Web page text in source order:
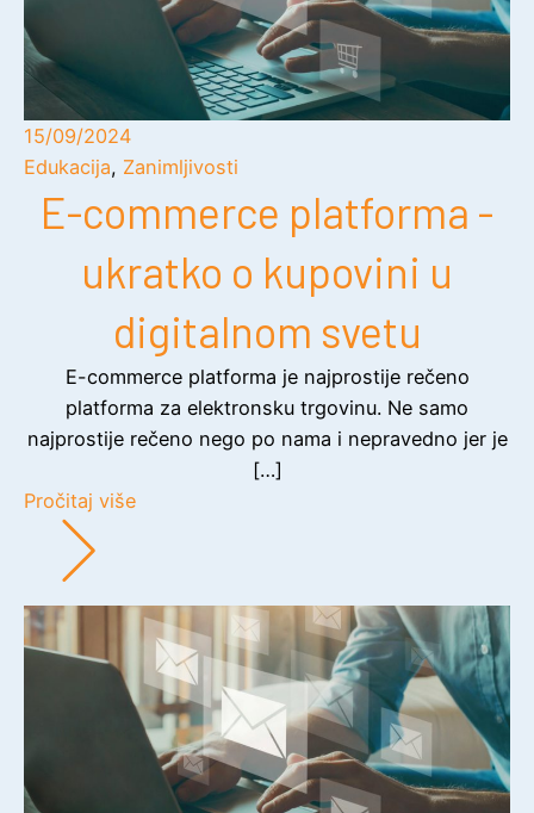
15/09/2024
Edukacija, Zanimljivosti
E-commerce platforma -
ukratko o kupovini u
digitalnom svetu
E-commerce platforma je najprostije rečeno
platforma za elektronsku trgovinu. Ne samo
najprostije rečeno nego po nama i nepravedno jer je
[…]
Pročitaj više